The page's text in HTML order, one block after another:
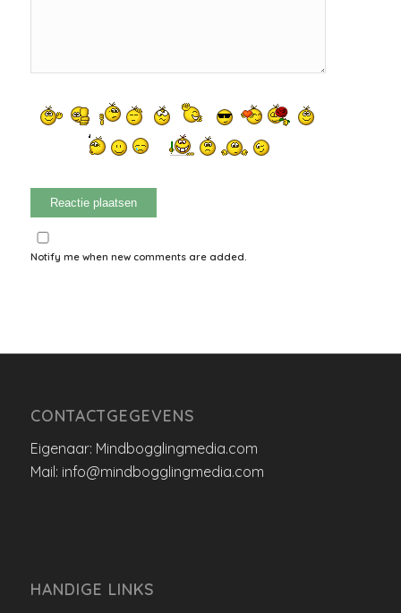
Notify me when new comments are added.
CONTACTGEGEVENS
Eigenaar: Mindbogglingmedia.com
Mail: info@mindbogglingmedia.com
HANDIGE LINKS